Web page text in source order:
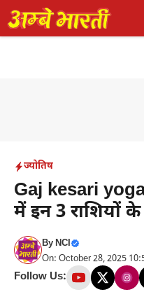
Skip
to
ज्योतिष
Gaj kesari
में इन 3 राशियों
ByNCI
On: October 28, 2025
Follow Us: